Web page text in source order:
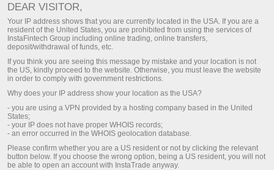
افتح حسابا تجريبيا
افتح حساب التداول مع InstaTrade
عملية التسجيل لن تأخذ وقتًا طويلًا. ستوفر للمبتدئ الحاسم فرصًا واسعة
لبدء التداول في السوق المالي بنجاح.
DEAR VISITOR,
Your IP address shows that you are currently located in the USA. If you are a
resident of the United States, you are prohibited from using the services of
InstaFintech Group including online trading, online transfers,
deposit/withdrawal of funds, etc.
If you think you are seeing this message by mistake and your location is not
the US, kindly proceed to the website. Otherwise, you must leave the website
in order to comply with government restrictions.
Why does your IP address show your location as the USA?
- you are using a VPN provided by a hosting company based in the United
States;
- your IP does not have proper WHOIS records;
- an error occurred in the WHOIS geolocation database.
Please confirm whether you are a US resident or not by clicking the relevant
button below. If you choose the wrong option, being a US resident, you will not
be able to open an account with InstaTrade anyway.